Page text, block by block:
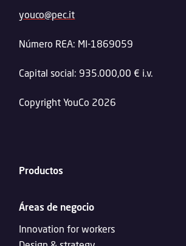
youco@pec.it
Número REA: MI-1869059
Capital social: 935.000,00 € i.v.
Copyright YouCo 2026
Productos
Áreas de negocio
Innovation for workers